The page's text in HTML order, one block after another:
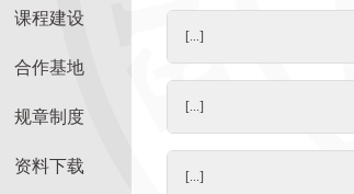
课程建设
合作基地
规章制度
资料下载
[...]
[...]
[...]